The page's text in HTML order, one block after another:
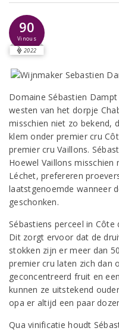
90
Vinous
2022
Domaine Sébastien
westen van het dorpje
misschien niet zo bekend,
klem onder premier cru
premier cru Vaillons.
Hoewel Vaillons
Léchet, prefereren
laatstgenoemde wanneer
geschonken.
Sébastiens perceel in
Dit zorgt ervoor dat de
stokken zijn er meer dan
premier cru laten zich dan
geconcentreerd fruit en
kunnen ze uitstekend
opa er altijd een paar
Qua vinificatie houdt